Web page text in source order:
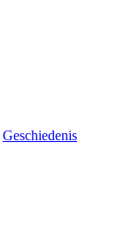
Geschiedenis